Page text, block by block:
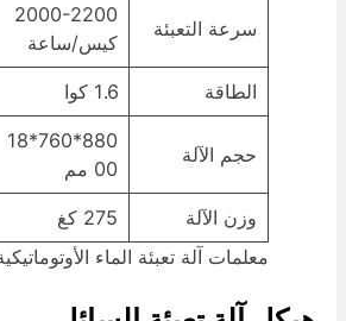
سرعة التعبئة
2000-2200
كيس/ساعة
الطاقة
حجم الآلة
880*760*18
وزن الآلة 275 كغ
معلمات آلة تعبئة الماء الأوتوماتيكية